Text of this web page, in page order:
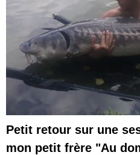
Petit retour sur une
mon petit frère "Au